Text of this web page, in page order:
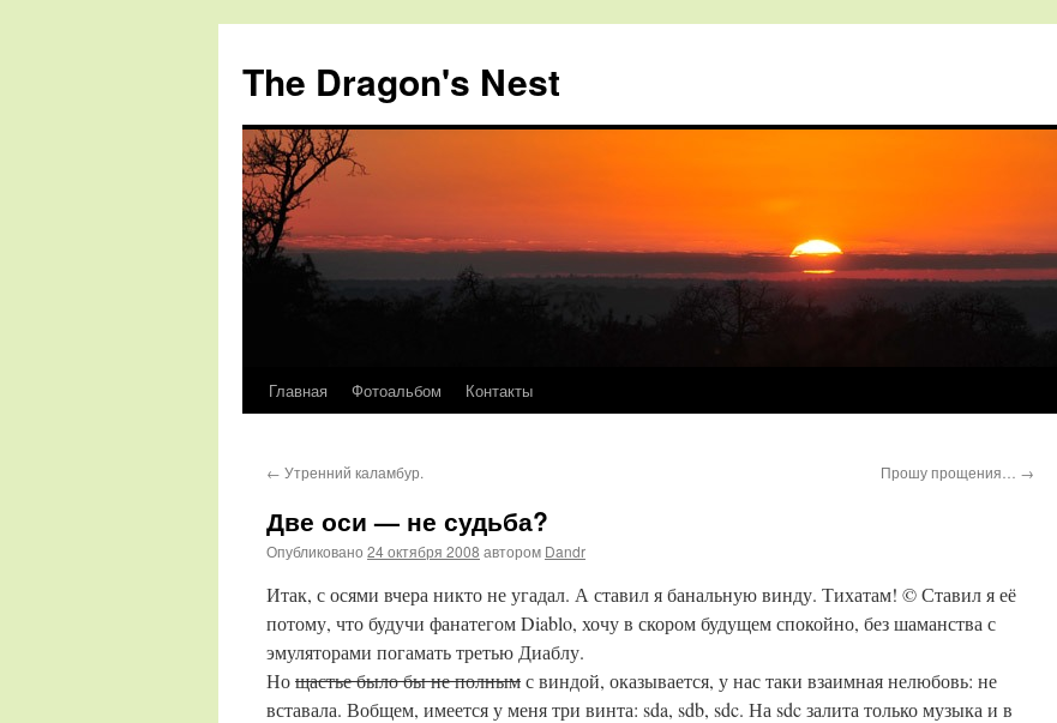
The Dragon's Nest
Перейти
содержимому
Главная Фотоальбом Контакты
← Утренний каламбур. Прошу прощения… →
Две оси — не судьба?
Опубликовано 24 октября 2008 автором Dandr
Итак, с осями вчера никто не угадал. А ставил я банальную винду. Тихатам! © Ставил я её
потому, что будучи фанатегом Diablo, хочу в скором будущем спокойно, без шаманства с
эмуляторами погамать третью Диаблу.
Нощастье было бы не полнымс виндой, оказывается, у нас таки взаимная нелюбовь: не
вставала. Вобщем, имеется у меня три винта: sda, sdb, sdc. На sdc залита только музыка и в